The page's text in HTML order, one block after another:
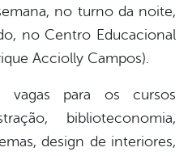
no turno da noite,
no Centro Educacional
Acciolly Campos).
vagas para os cursos
biblioteconomia,
design de interiores,